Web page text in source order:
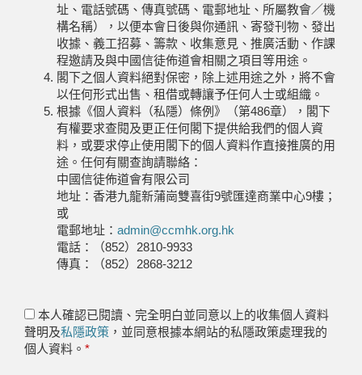
址、電話號碼、傳真號碼、電郵地址、所屬教會／機
構名稱），以便本會日後與你通訊、寄發刊物、發出
收據、義工招募、籌款、收集意見、推廣活動、作課
程邀請及與中國信徒佈道會相關之項目等用途。
閣下之個人資料絕對保密，除上述用途之外，將不會
以任何形式出售、租借或轉讓予任何人士或組織。
根據《個人資料（私隱）條例》（第486章），閣下
有權要求查閱及更正任何閣下提供給我們的個人資
料，或要求停止使用閣下的個人資料作直接推廣的用
途。任何有關查詢請聯絡：
中國信徒佈道會有限公司
地址：香港九龍新蒲崗雙喜街9號匯達商業中心9樓；
或
電郵地址： admin@ccmhk.org.hk
電話：（852）2810-9933
傳真：（852）2868-3212
本人確認已閱讀、完全明白並同意以上的收集個人資料
聲明及私隱政策 ，並同意根據本網站的私隱政策處理我的
個人資料。 *